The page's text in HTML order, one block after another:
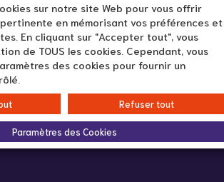
appeler au
sur notre site Web pour vous offrir
en mémorisant vos préférences et
En cliquant sur "Accepter tout", vous
de TOUS les cookies. Cependant, vous
des cookies pour fournir un
Refuser tout
Paramètres des Cookies